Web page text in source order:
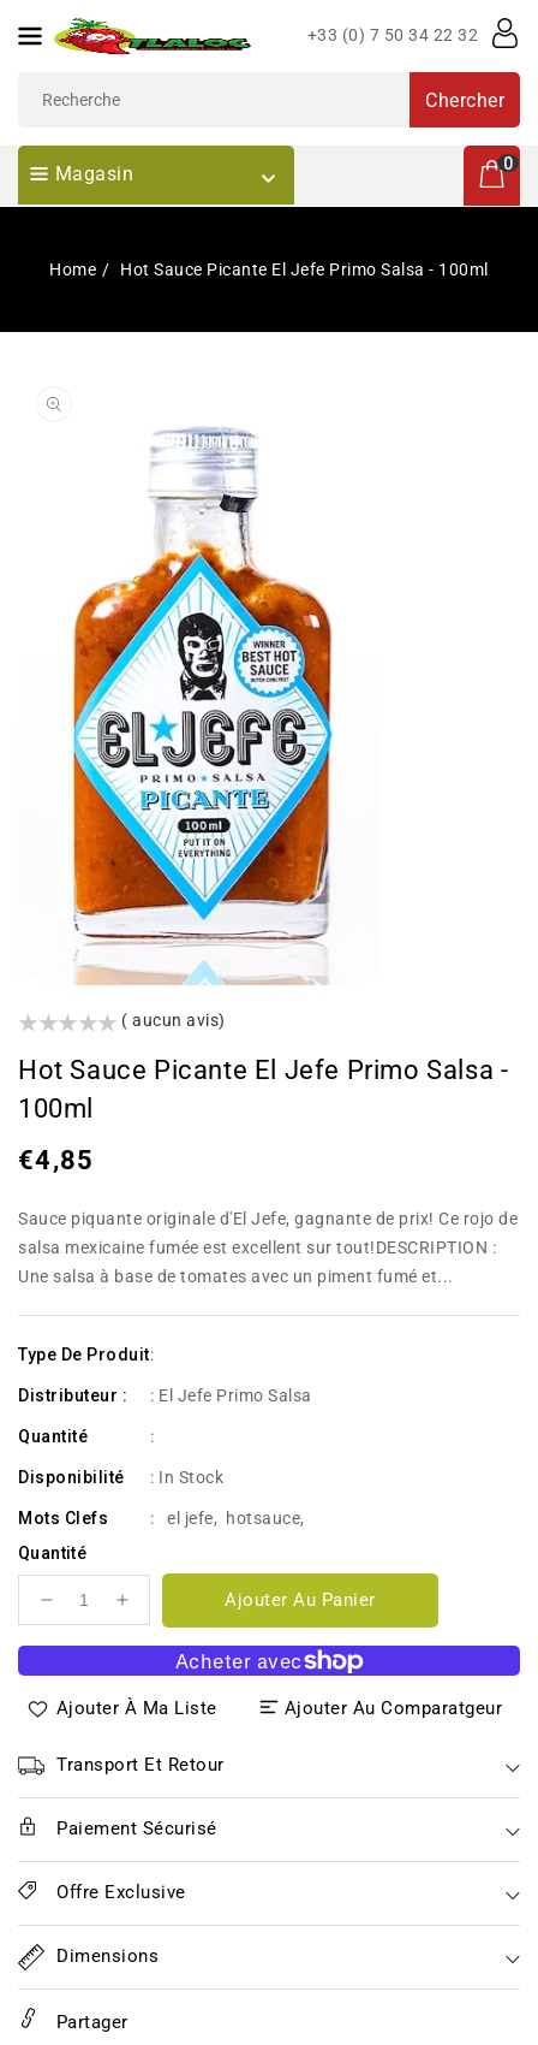
Au
+33 (0) 7 50 34 22 32
Chercher
Magasin 0
0
Home Hot Sauce Picante El Jefe Primo Salsa - 100ml
()
( aucun avis)
Hot Sauce Picante El Jefe Primo Salsa -
100ml
Prix
€4,85
Sauce piquante originale d'El Jefe, gagnante de prix! Ce rojo de
salsa mexicaine fumée est excellent sur tout!DESCRIPTION :
Une salsa à base de tomates avec un piment fumé et...
Type De Produit:
Distributeur : : El Jefe Primo Salsa
Quantité :
Disponibilité : In Stock
Mots Clefs : el jefe, hotsauce,
Quantité
Réduire
Hot
Picante
Primo
Salsa
Augmenter
quantité
Hot
Picante
Primo
Salsa
-
Ajouter Au Panier
Ajouter À Ma Liste Ajouter Au Comparatgeur
Transport Et Retour
Paiement Sécurisé
Offre Exclusive
Dimensions
Partager